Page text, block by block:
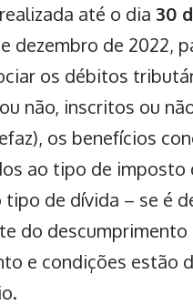
até o dia 30
dezembro de 2022,
os débitos
não, inscritos ou
os benefícios
ao tipo de imposto
de dívida – se é
do descumprimento
e condições estão